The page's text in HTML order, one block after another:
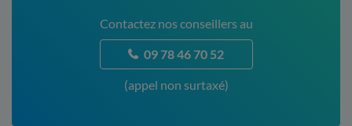
Contactez nos conseillers au
09 78 46 70 52
(appel non surtaxé)